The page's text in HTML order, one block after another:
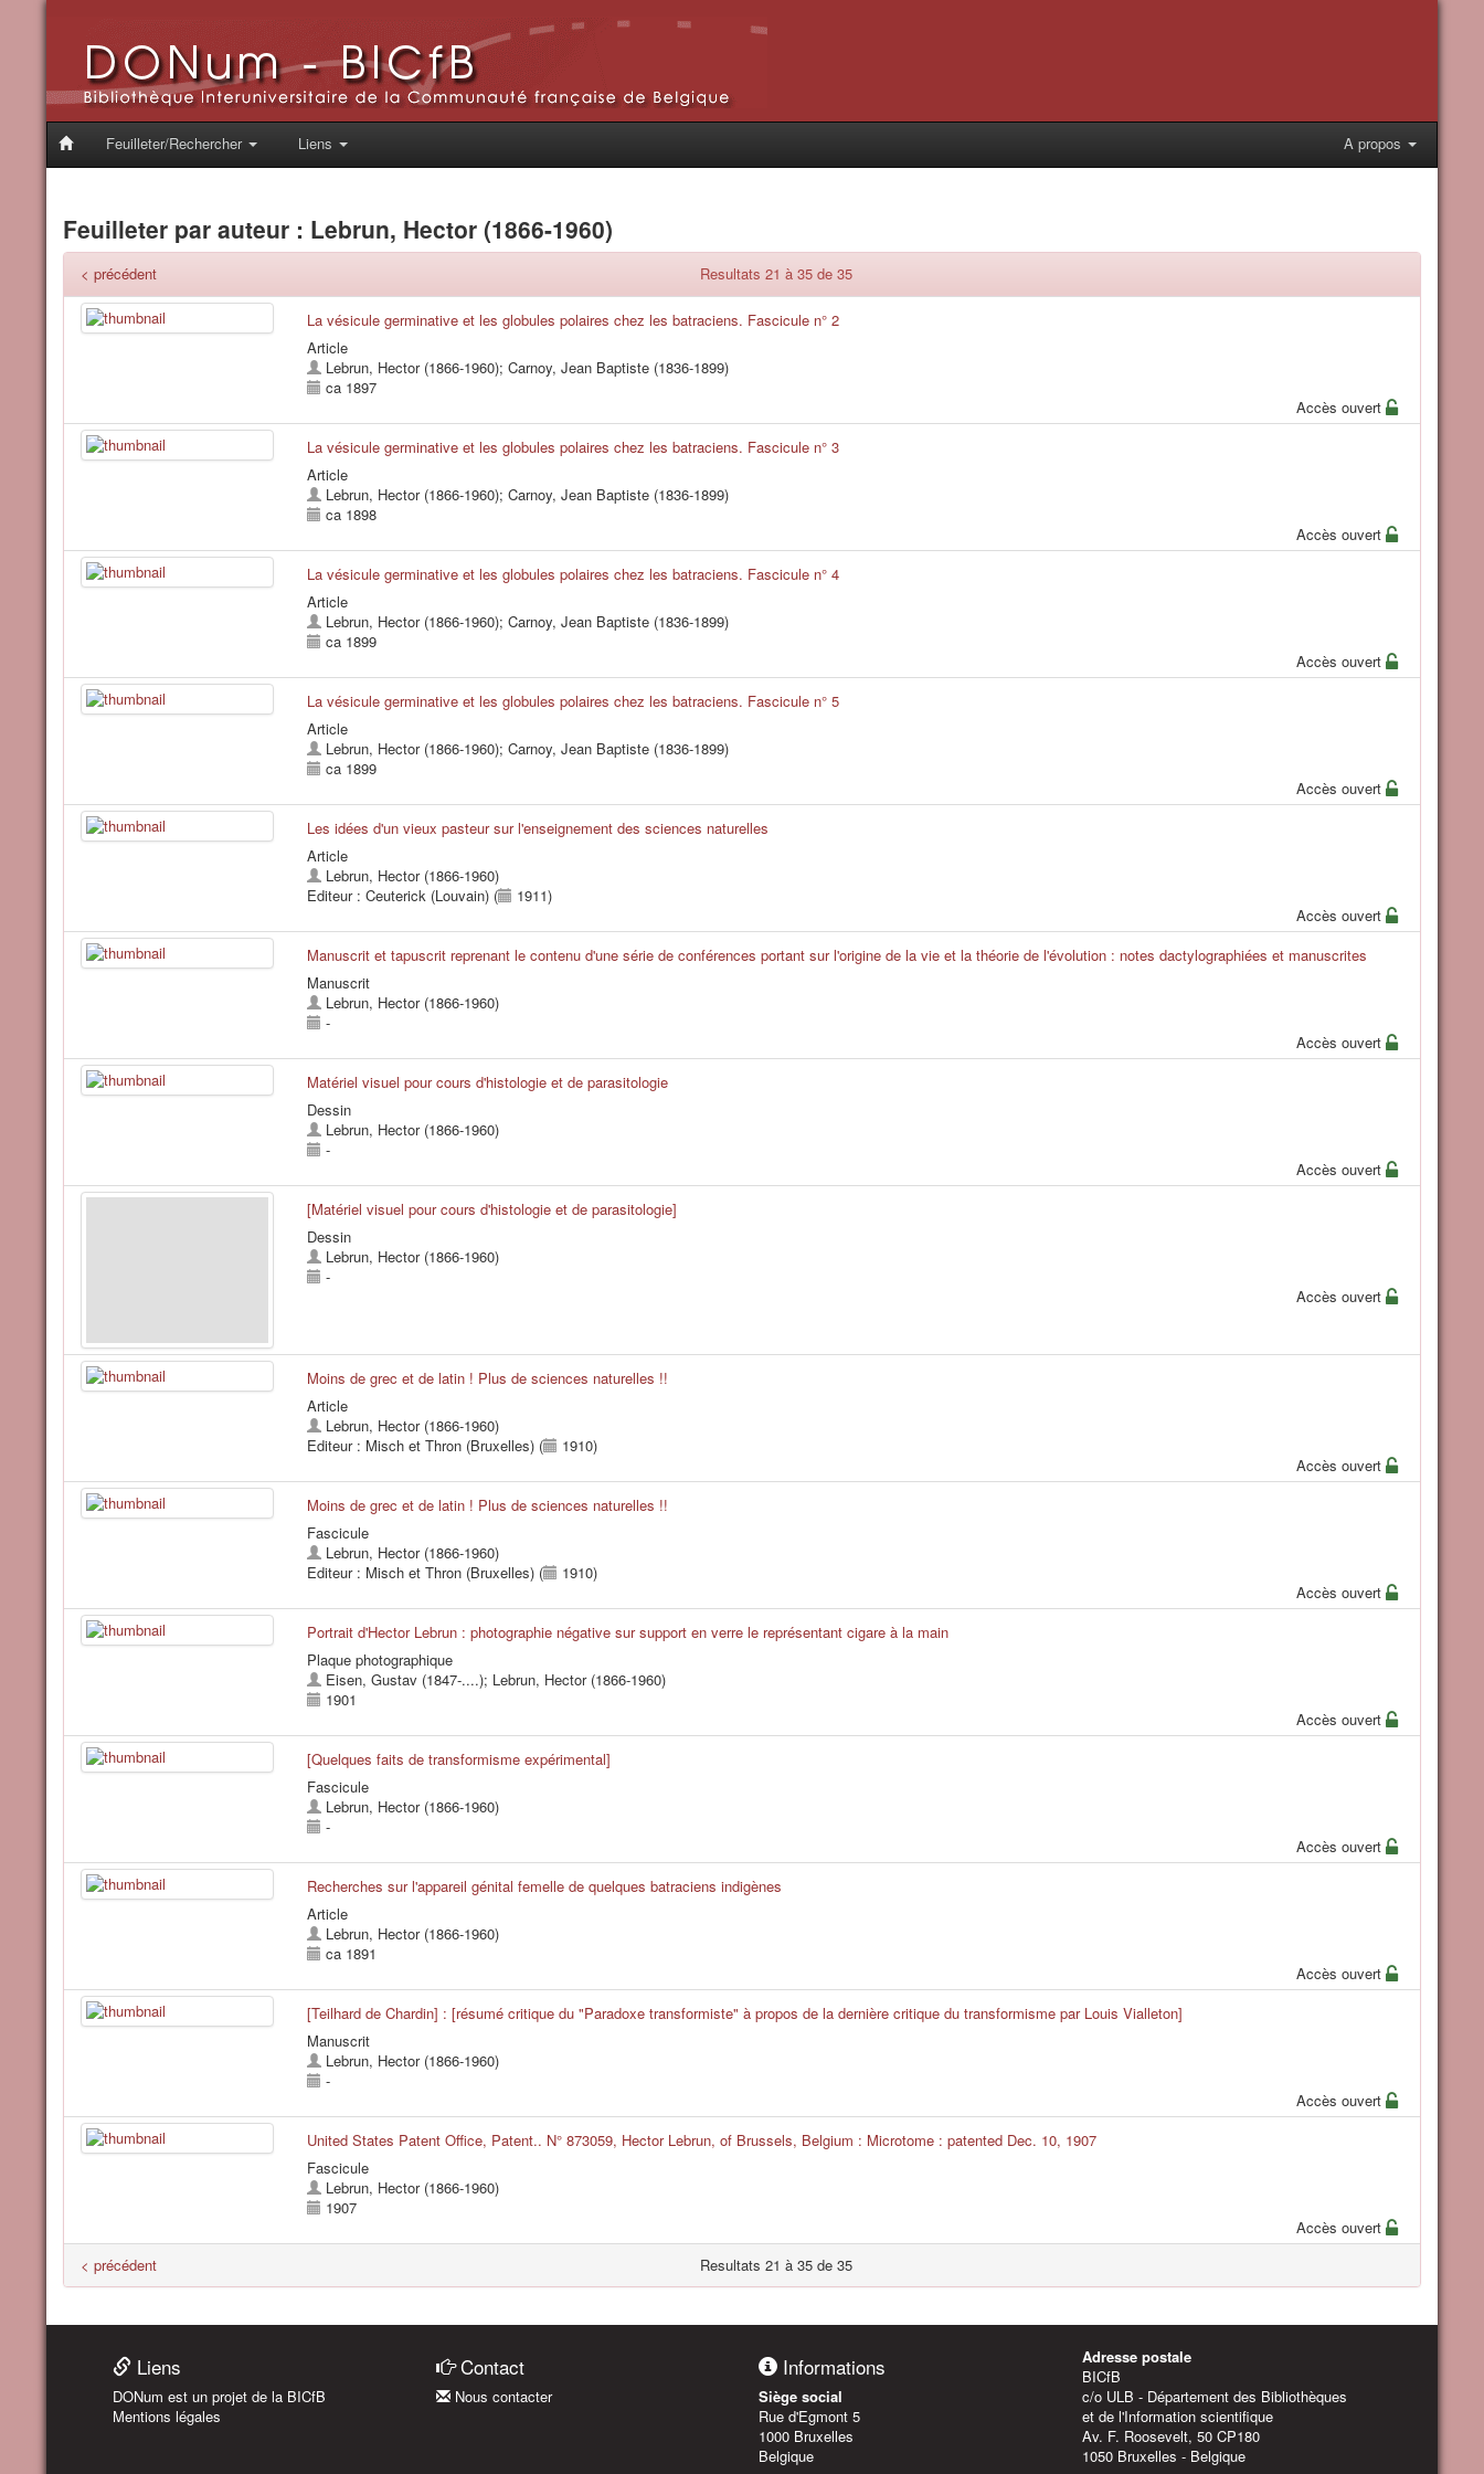
Feuilleter/Rechercher Liens A propos
Feuilleter par auteur : Lebrun, Hector (1866-1960)
Resultats 21 à 35 de 35
< précédent
La vésicule germinative et les globules polaires chez les batraciens. Fascicule n° 2
Article
Lebrun, Hector (1866-1960); Carnoy, Jean Baptiste (1836-1899)
ca 1897
Accès ouvert
La vésicule germinative et les globules polaires chez les batraciens. Fascicule n° 3
Article
Lebrun, Hector (1866-1960); Carnoy, Jean Baptiste (1836-1899)
ca 1898
Accès ouvert
La vésicule germinative et les globules polaires chez les batraciens. Fascicule n° 4
Article
Lebrun, Hector (1866-1960); Carnoy, Jean Baptiste (1836-1899)
ca 1899
Accès ouvert
La vésicule germinative et les globules polaires chez les batraciens. Fascicule n° 5
Article
Lebrun, Hector (1866-1960); Carnoy, Jean Baptiste (1836-1899)
ca 1899
Accès ouvert
Les idées d'un vieux pasteur sur l'enseignement des sciences naturelles
Article
Lebrun, Hector (1866-1960)
Editeur : Ceuterick (Louvain) (
1911)
Accès ouvert
Manuscrit et tapuscrit reprenant le contenu d'une série de conférences portant sur l'origine de la vie et la théorie de l'évolution : notes dactylographiées et manuscrites
Manuscrit
Lebrun, Hector (1866-1960)
-
Accès ouvert
Matériel visuel pour cours d'histologie et de parasitologie
Dessin
Lebrun, Hector (1866-1960)
-
Accès ouvert
[Matériel visuel pour cours d'histologie et de parasitologie]
Dessin
Lebrun, Hector (1866-1960)
-
Accès ouvert
Moins de grec et de latin ! Plus de sciences naturelles !!
Article
Lebrun, Hector (1866-1960)
Editeur : Misch et Thron (Bruxelles) (
1910)
Accès ouvert
Moins de grec et de latin ! Plus de sciences naturelles !!
Fascicule
Lebrun, Hector (1866-1960)
Editeur : Misch et Thron (Bruxelles) (
1910)
Accès ouvert
Portrait d'Hector Lebrun : photographie négative sur support en verre le représentant cigare à la main
Plaque photographique
Eisen, Gustav (1847-....); Lebrun, Hector (1866-1960)
1901
Accès ouvert
[Quelques faits de transformisme expérimental]
Fascicule
Lebrun, Hector (1866-1960)
-
Accès ouvert
Recherches sur l'appareil génital femelle de quelques batraciens indigènes
Article
Lebrun, Hector (1866-1960)
ca 1891
Accès ouvert
[Teilhard de Chardin] : [résumé critique du "Paradoxe transformiste" à propos de la dernière critique du transformisme par Louis Vialleton]
Manuscrit
Lebrun, Hector (1866-1960)
-
Accès ouvert
United States Patent Office, Patent.. N° 873059, Hector Lebrun, of Brussels, Belgium : Microtome : patented Dec. 10, 1907
Fascicule
Lebrun, Hector (1866-1960)
1907
Accès ouvert
Resultats 21 à 35 de 35
< précédent
Liens
DONum est un projet de la BICfB
Mentions légales
Contact
Nous contacter
Informations
Siège social
Rue d'Egmont 5
1000 Bruxelles
Belgique
Adresse postale
BICfB
c/o ULB - Département des Bibliothèques
et de l'Information scientifique
Av. F. Roosevelt, 50 CP180
1050 Bruxelles - Belgique